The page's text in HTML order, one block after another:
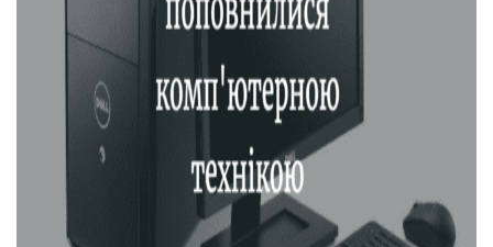
Довідник
Контакти
Підтримати «місцевих»